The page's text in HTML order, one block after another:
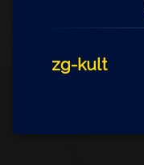
zg-kult